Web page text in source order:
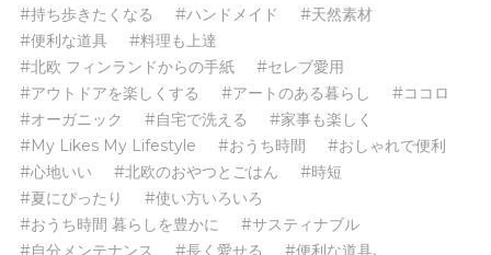
#持ち歩きたくなる
#ハンドメイド
#天然素材
#便利な道具
#料理も上達
#北欧 フィンランドからの手紙
#セレブ愛用
#アウトドアを楽しくする
#アートのある暮らし
#ココロ
#オーガニック
#自宅で洗える
#家事も楽しく
#My Likes My Lifestyle
#おうち時間
#おしゃれで便利
#心地いい
#北欧のおやつとごはん
#時短
#夏にぴったり
#使い方いろいろ
#おうち時間 暮らしを豊かに
#サスティナブル
#自分メンテナンス
#長く愛せる
#便利な道具､